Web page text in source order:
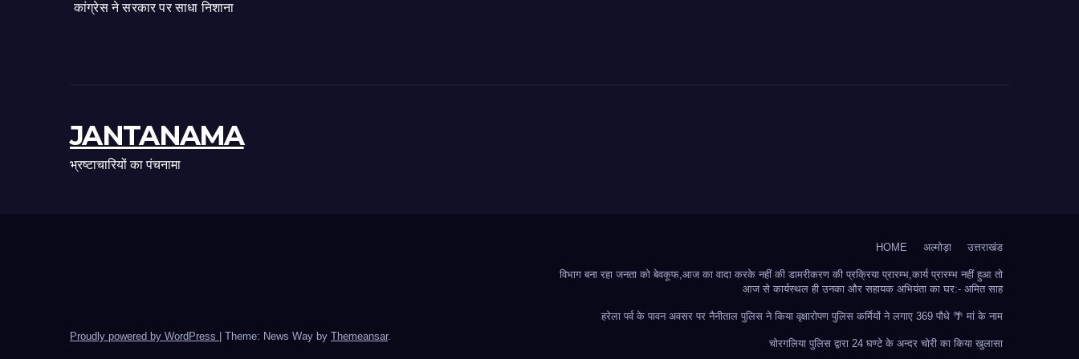
कांग्रेस ने सरकार पर साधा निशाना
JANTANAMA
भ्रष्टाचारियों का पंचनामा
Proudly powered by WordPress Theme: News Way by Themeansar.
HOME अल्मोड़ा उत्तराखंड
विभाग बना रहा जनता को बेवकूफ,आज का वादा करके नहीं की डामरीकरण की प्रक्रिया प्रारम्भ,कार्य प्रारम्भ नहीं हुआ तो
आज से कार्यस्थल ही उनका और सहायक अभियंता का घर:- अमित साह
हरेला पर्व के पावन अवसर पर नैनीताल पुलिस ने किया वृक्षारोपण पुलिस कर्मियों ने लगाए 369 पौधे 🌴 मां के नाम
चोरगलिया पुलिस द्वारा 24 घण्टे के अन्दर चोरी का किया खुलासा